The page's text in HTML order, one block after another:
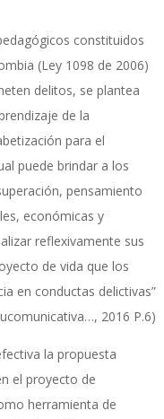
constituidos
(Ley 1098 de 2006)
delitos, se plantea
de la
para el
puede brindar a los
pensamiento
económicas y
reflexivamente sus
de vida que los
en conductas delictivas”
2016 P.6)
la propuesta
el proyecto de
herramienta de